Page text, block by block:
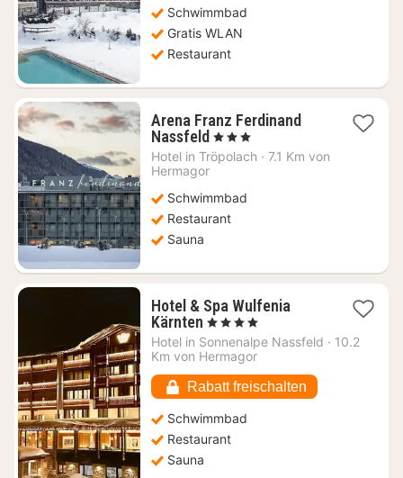
€
Schwimmbad
Gratis WLAN
Restaurant
Arena Franz Ferdinand
Nassfeld 1
Nacht
ab
€
, 3 Sterne
Hotel in Tröpolach · 7.1 Km von
Hermagor
Schwimmbad
Restaurant
Sauna
Hotel & Spa Wulfenia
Kärnten 1
Nacht
ab
276,89
€
, 4 Sterne
Hotel in Sonnenalpe Nassfeld · 10.2
Km von Hermagor
Rabatt freischalten
Schwimmbad
Restaurant
Sauna